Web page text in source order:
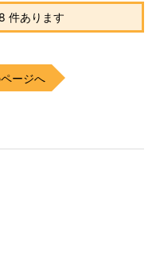
件あります
ージへ